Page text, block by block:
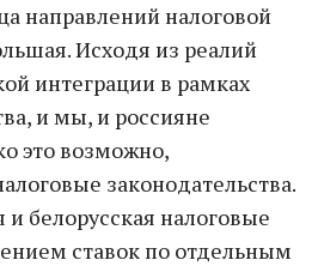
направлений налоговой
Исходя из реалий
интеграции в рамках
и мы, и россияне
это возможно,
законодательства.
белорусская налоговые
ставок по отдельным